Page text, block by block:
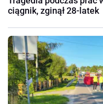
ciągnik, zginął 28-latek